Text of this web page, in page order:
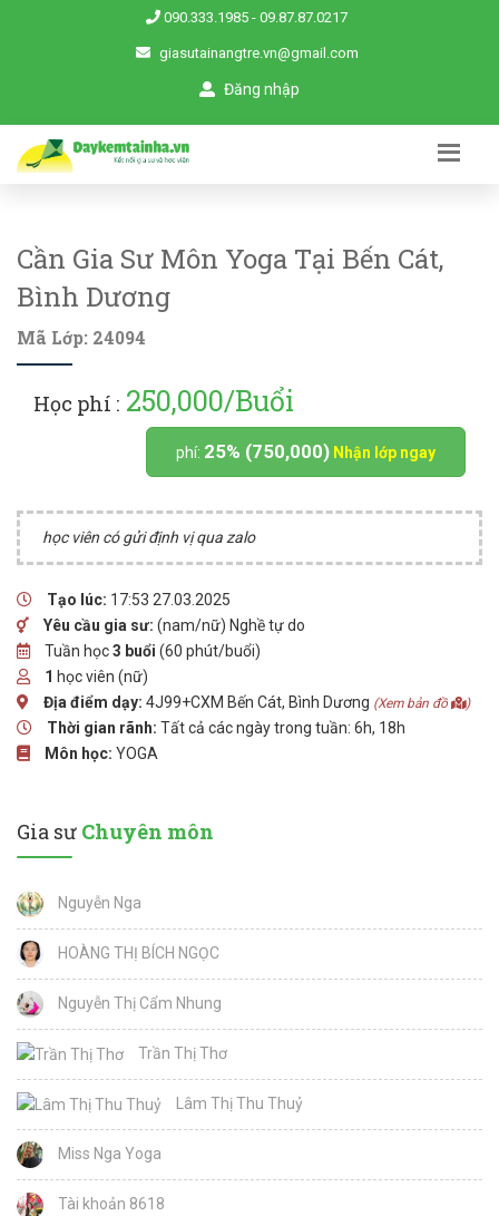
090.333.1985 - 09.87.87.0217
giasutainangtre.vn@gmail.com
Đăng nhập
Cần Gia Sư Môn Yoga Tại Bến Cát,
Bình Dương
Mã Lớp: 24094
Học phí : 250,000/Buổi
phí: 25% (750,000) Nhận lớp ngay
học viên có gửi định vị qua zalo
Tạo lúc: 17:53 27.03.2025
Yêu cầu gia sư: (nam/nữ) Nghề tự do
Tuần học3 buổi (60 phút/buổi)
1 học viên (nữ)
Địa điểm dạy: 4J99+CXM Bến Cát, Bình Dương (Xem bản đồ )
Thời gian rãnh: Tất cả các ngày trong tuần: 6h, 18h
Môn học: YOGA
Gia sư Chuyên môn
Nguyễn Nga
HOÀNG THỊ BÍCH NGỌC
Nguyễn Thị Cẩm Nhung
Trần Thị Thơ
Lâm Thị Thu Thuỷ
Miss Nga Yoga
Tài khoản 8618